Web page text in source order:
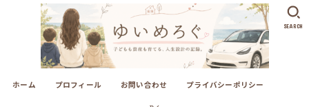
ホーム プロフィール お問い合わせ プライバシーポリシー
SEARCH